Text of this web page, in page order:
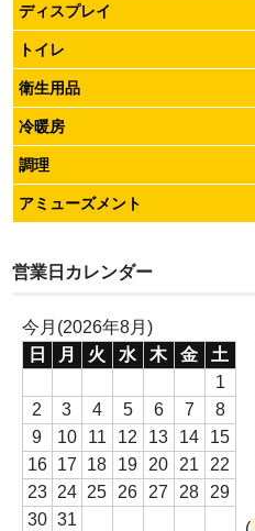
ディスプレイ
トイレ
衛生用品
冷暖房
調理
アミューズメント
営業日カレンダー
今月(2026年8月)
日
月 火 水 木 金
土
1
2
3 4 5 6 7
8
9
10 11 12 13 14
15
16 17 18 19 20 21
22
23 24 25 26 27 28
29
30 31